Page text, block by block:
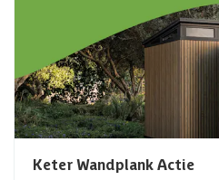
Keter Wandplank Actie